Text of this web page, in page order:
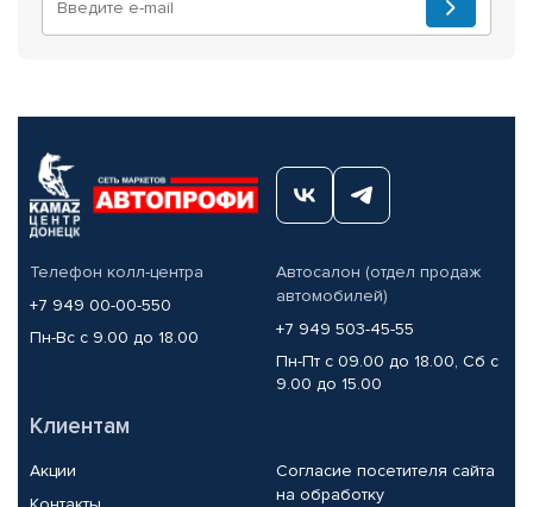
Телефон колл-центра
+7 949 00-00-550
Пн-Вс с 9.00 до 18.00
Автосалон (отдел продаж
автомобилей)
+7 949 503-45-55
Пн-Пт с 09.00 до 18.00, Сб с
9.00 до 15.00
Клиентам
Акции
Согласие посетителя сайта
на обработку